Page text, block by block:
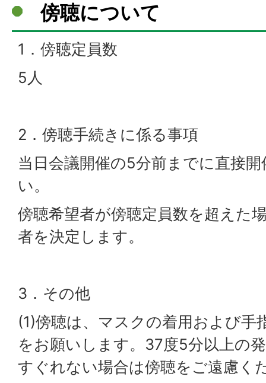
傍聴について
1．傍聴定員数
5人
2．傍聴手続きに係る事項
当日会議開催の5分前までに直接
い。
傍聴希望者が傍聴定員数を超えた
者を決定します。
3．その他
(1)傍聴は、マスクの着用および手
をお願いします。37度5分以上の
すぐれない場合は傍聴をご遠慮く